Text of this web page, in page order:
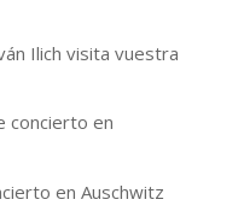
Ilich visita vuestra
concierto en
en Auschwitz